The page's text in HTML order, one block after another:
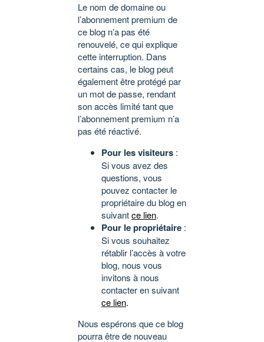
Le nom de domaine ou
l’abonnement premium de
ce blog n’a pas été
renouvelé, ce qui explique
cette interruption. Dans
certains cas, le blog peut
également être protégé par
un mot de passe, rendant
son accès limité tant que
l’abonnement premium n’a
pas été réactivé.
Pour les visiteurs :
Si vous avez des
questions, vous
pouvez contacter le
propriétaire du blog en
suivantce lien.
Pour le propriétaire :
Si vous souhaitez
rétablir l’accès à votre
blog, nous vous
invitons à nous
contacter en suivant
ce lien.
Nous espérons que ce blog
pourra être de nouveau